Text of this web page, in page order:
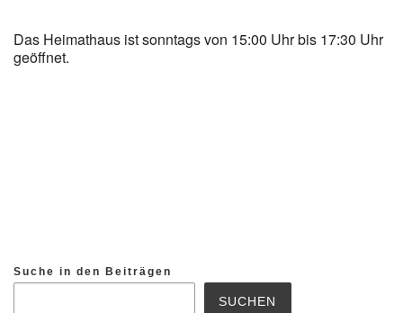
Das Heimathaus ist sonntags von 15:00 Uhr bis 17:30 Uhr
geöffnet.
Suche in den Beiträgen
SUCHEN